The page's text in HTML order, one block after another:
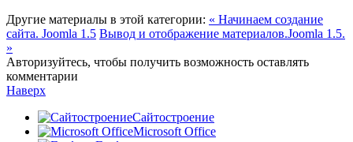
Другие материалы в этой категории: « Начинаем создание
сайта. Joomla 1.5 Вывод и отображение материалов.Joomla 1.5.
»
Авторизуйтесь, чтобы получить возможность оставлять
комментарии
Наверх
Сайтостроение
Microsoft Office